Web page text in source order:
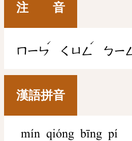
注 音
ㄇㄧㄣ
ˊ
ㄑㄩㄥ
ˊ
ㄅㄧㄥ
漢語拼音
mín qióng bīng pí